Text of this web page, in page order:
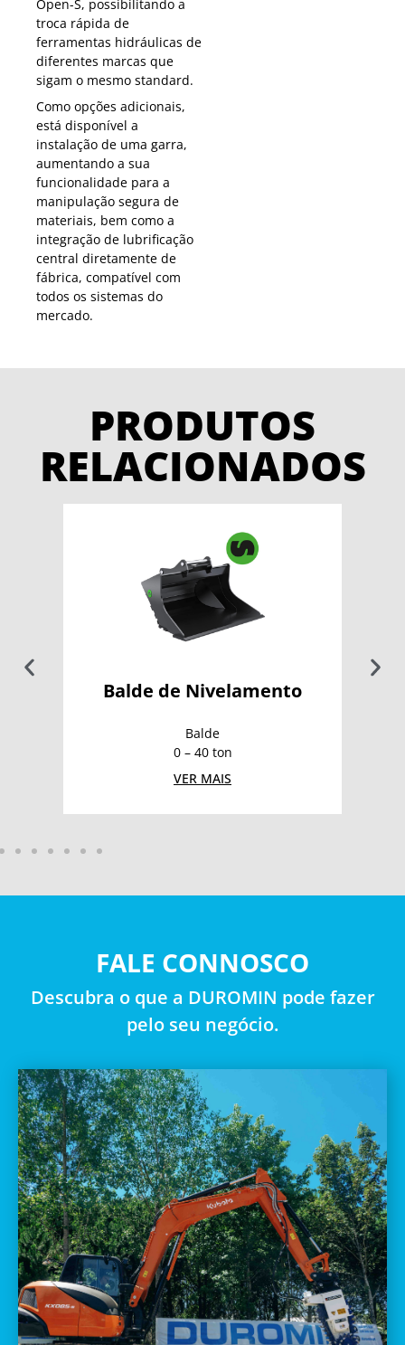
Open-S, possibilitando a
troca rápida de
ferramentas hidráulicas de
diferentes marcas que
sigam o mesmo standard.
Como opções adicionais,
está disponível a
instalação de uma garra,
aumentando a sua
funcionalidade para a
manipulação segura de
materiais, bem como a
integração de lubrificação
central diretamente de
fábrica, compatível com
todos os sistemas do
mercado.
PRODUTOS
RELACIONADOS
Balde de Nivelamento
Balde
0 – 40 ton
VER MAIS
FALE CONNOSCO
Descubra o que a DUROMIN pode fazer
pelo seu negócio.